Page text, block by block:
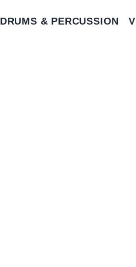
DRUMS & PERCUSSION